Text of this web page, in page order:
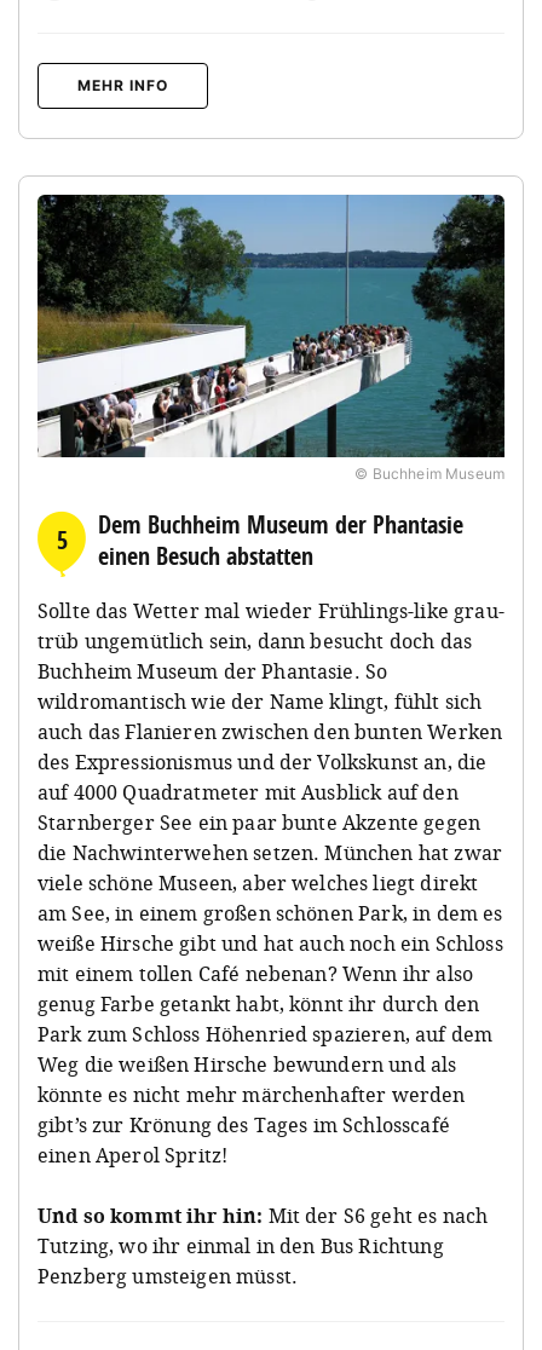
MEHR INFO
© Buchheim Museum
5
Dem Buchheim Museum der Phantasie
einen Besuch abstatten
Sollte das Wetter mal wieder Frühlings-like grau-
trüb ungemütlich sein, dann besucht doch das
Buchheim Museum der Phantasie. So
wildromantisch wie der Name klingt, fühlt sich
auch das Flanieren zwischen den bunten Werken
des Expressionismus und der Volkskunst an, die
auf 4000 Quadratmeter mit Ausblick auf den
Starnberger See ein paar bunte Akzente gegen
die Nachwinterwehen setzen. München hat zwar
viele schöne Museen, aber welches liegt direkt
am See, in einem großen schönen Park, in dem es
weiße Hirsche gibt und hat auch noch ein Schloss
mit einem tollen Café nebenan? Wenn ihr also
genug Farbe getankt habt, könnt ihr durch den
Park zum Schloss Höhenried spazieren, auf dem
Weg die weißen Hirsche bewundern und als
könnte es nicht mehr märchenhafter werden
gibt’s zur Krönung des Tages im Schlosscafé
einen Aperol Spritz!
Und so kommt ihr hin: Mit der S6 geht es nach
Tutzing, wo ihr einmal in den Bus Richtung
Penzberg umsteigen müsst.